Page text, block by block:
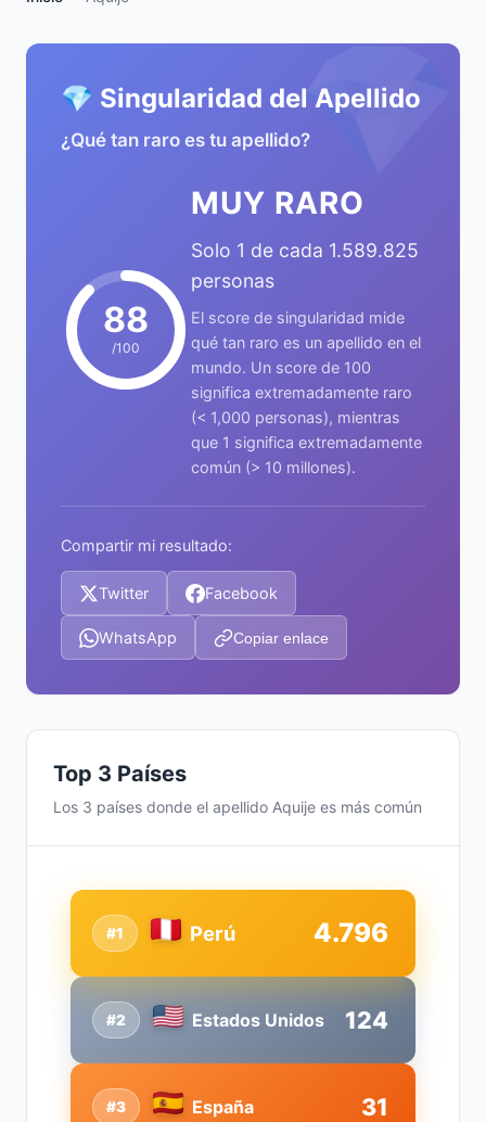
💎
💎 Singularidad del Apellido
¿Qué tan raro es tu apellido?
88
/100
MUY RARO
Solo 1 de cada 1.589.825
personas
El score de singularidad mide
qué tan raro es un apellido en el
mundo. Un score de 100
significa extremadamente raro
(< 1,000 personas), mientras
que 1 significa extremadamente
común (> 10 millones).
Compartir mi resultado:
Twitter Facebook
WhatsApp Copiar enlace
Top 3 Países
Los 3 países donde el apellido Aquije es más común
#2 Estados Unidos 124
#1 Perú 4.796
#3 España 31